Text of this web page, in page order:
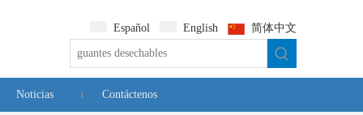
Español English 简体中文
Noticias Contáctenos